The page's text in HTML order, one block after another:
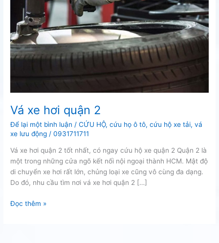
Vá xe hơi quận 2
Để lại một bình luận /CỨU HỘ,cứu họ ô tô,cứu hộ xe tải,vá
xe lưu động /0931711711
Vá xe hơi quận 2 tốt nhất, có ngay cứu hộ xe quận 2 Quận 2 là
một trong những cửa ngõ kết nối nội ngoại thành HCM. Mật độ
di chuyển xe hơi rất lớn, chủng loại xe cũng vô cùng đa dạng.
Do đó, nhu cầu tìm nơi vá xe hơi quận 2 […]
Vá
Đọc thêm »